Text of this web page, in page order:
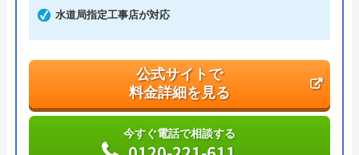
費用がかからないかなり信頼できる業者です。
ため技術力はもちろん接客もよく、トイレや排水
管、給湯器や蛇口の修理交換まで水回りのことなら
何でも相談できます。
水道局指定工事店が対応
公式サイトで
料金詳細を見る
今すぐ電話で相談する